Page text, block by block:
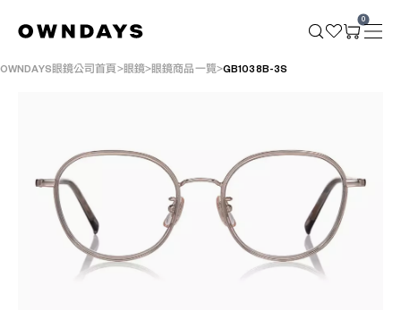
0
OWNDAYS眼鏡公司首頁 眼鏡 眼鏡商品一覽 GB1038B-3S